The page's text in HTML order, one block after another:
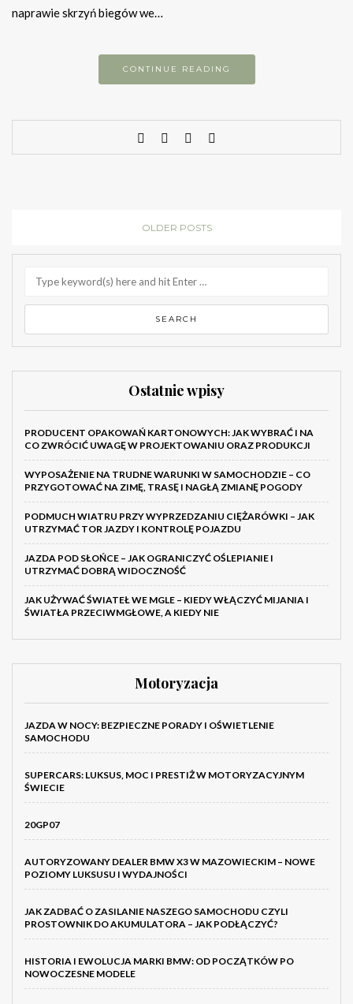
naprawie skrzyń biegów we…
CONTINUE READING
OLDER POSTS
Ostatnie wpisy
PRODUCENT OPAKOWAŃ KARTONOWYCH: JAK WYBRAĆ I NA
CO ZWRÓCIĆ UWAGĘ W PROJEKTOWANIU ORAZ PRODUKCJI
WYPOSAŻENIE NA TRUDNE WARUNKI W SAMOCHODZIE – CO
PRZYGOTOWAĆ NA ZIMĘ, TRASĘ I NAGŁĄ ZMIANĘ POGODY
PODMUCH WIATRU PRZY WYPRZEDZANIU CIĘŻARÓWKI – JAK
UTRZYMAĆ TOR JAZDY I KONTROLĘ POJAZDU
JAZDA POD SŁOŃCE – JAK OGRANICZYĆ OŚLEPIANIE I
UTRZYMAĆ DOBRĄ WIDOCZNOŚĆ
JAK UŻYWAĆ ŚWIATEŁ WE MGLE – KIEDY WŁĄCZYĆ MIJANIA I
ŚWIATŁA PRZECIWMGŁOWE, A KIEDY NIE
Motoryzacja
JAZDA W NOCY: BEZPIECZNE PORADY I OŚWIETLENIE
SAMOCHODU
SUPERCARS: LUKSUS, MOC I PRESTIŻ W MOTORYZACYJNYM
ŚWIECIE
20GP07
AUTORYZOWANY DEALER BMW X3 W MAZOWIECKIM – NOWE
POZIOMY LUKSUSU I WYDAJNOŚCI
JAK ZADBAĆ O ZASILANIE NASZEGO SAMOCHODU CZYLI
PROSTOWNIK DO AKUMULATORA – JAK PODŁĄCZYĆ?
HISTORIA I EWOLUCJA MARKI BMW: OD POCZĄTKÓW PO
NOWOCZESNE MODELE